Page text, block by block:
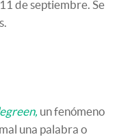
de septiembre. Se
un fenómeno
una palabra o